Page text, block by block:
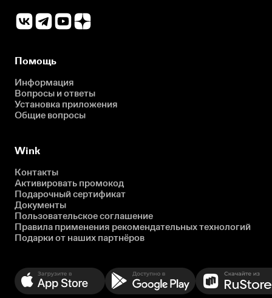
Помощь
Информация
Вопросы и ответы
Установка приложения
Общие вопросы
Wink
Контакты
Активировать промокод
Подарочный сертификат
Документы
Пользовательское соглашение
Правила применения рекомендательных технологий
Подарки от наших партнёров